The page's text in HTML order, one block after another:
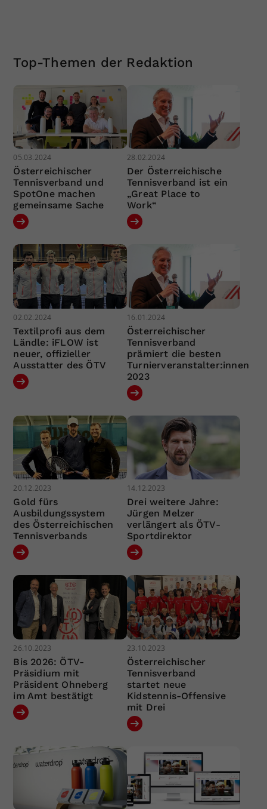
Top-Themen der Redaktion
05.03.2024
Österreichischer
Tennisverband und
SpotOne machen
gemeinsame Sache
28.02.2024
Der Österreichische
Tennisverband ist ein
„Great Place to
Work“
02.02.2024
Textilprofi aus dem
Ländle: iFLOW ist
neuer, offizieller
Ausstatter des ÖTV
16.01.2024
Österreichischer
Tennisverband
prämiert die besten
Turnierveranstalter:innen
2023
20.12.2023
Gold fürs
Ausbildungssystem
des Österreichischen
Tennisverbands
14.12.2023
Drei weitere Jahre:
Jürgen Melzer
verlängert als ÖTV-
Sportdirektor
26.10.2023
Bis 2026: ÖTV-
Präsidium mit
Präsident Ohneberg
im Amt bestätigt
23.10.2023
Österreichischer
Tennisverband
startet neue
Kidstennis-Offensive
mit Drei